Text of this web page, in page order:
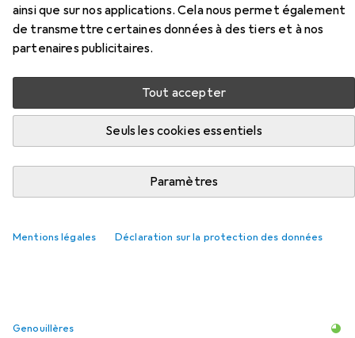
ainsi que sur nos applications. Cela nous permet également
de transmettre certaines données à des tiers et à nos
partenaires publicitaires.
Tout accepter
Seuls les cookies essentiels
Paramètres
Mentions légales Déclaration sur la protection des données
Accessoires pour Planam
Pantalon à ceinture
produit Planam Pantalon à ceinture de la catégorie
Genouillères.
Genouillères